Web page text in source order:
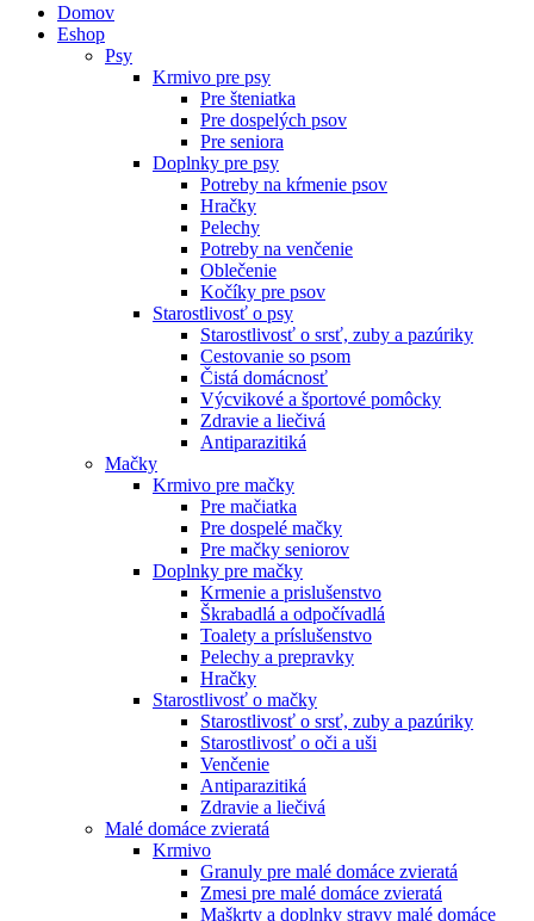
Domov
Eshop
Psy
Krmivo pre psy
Pre šteniatka
Pre dospelých psov
Pre seniora
Doplnky pre psy
Potreby na kŕmenie psov
Hračky
Pelechy
Potreby na venčenie
Oblečenie
Kočíky pre psov
Starostlivosť o psy
Starostlivosť o srsť, zuby a pazúriky
Cestovanie so psom
Čistá domácnosť
Výcvikové a športové pomôcky
Zdravie a liečivá
Antiparazitiká
Mačky
Krmivo pre mačky
Pre mačiatka
Pre dospelé mačky
Pre mačky seniorov
Doplnky pre mačky
Krmenie a prislušenstvo
Škrabadlá a odpočívadlá
Toalety а príslušenstvo
Pelechy a prepravky
Hračky
Starostlivosť o mačky
Starostlivosť o srsť, zuby a pazúriky
Starostlivosť o oči a uši
Venčenie
Antiparazitiká
Zdravie a liečivá
Malé domáce zvieratá
Krmivo
Granuly pre malé domáce zvieratá
Zmesi pre malé domáce zvieratá
Maškrty a doplnky stravy malé domáce